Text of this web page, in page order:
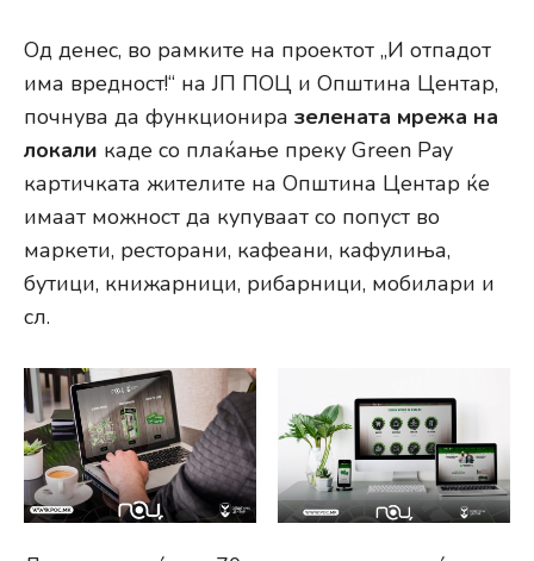
Од денес, во рамките на проектот „И отпадот
има вредност!“ на ЈП ПОЦ и Општина Центар,
почнува да функционира зелената мрежа на
локали каде со плаќање преку Green Pay
картичката жителите на Општина Центар ќе
имаат можност да купуваат со попуст во
маркети, ресторани, кафеани, кафулиња,
бутици, книжарници, рибарници, мобилари и
сл.